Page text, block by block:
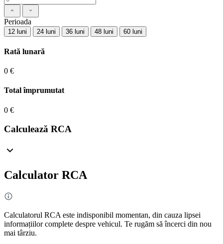
Perioada
12 luni 24 luni 36 luni 48 luni 60 luni
Rată lunară
0 €
Total împrumutat
0 €
Calculează RCA
Calculator RCA
Calculatorul RCA este indisponibil momentan, din cauza lipsei
informațiilor complete despre vehicul. Te rugăm să încerci din nou
mai târziu.